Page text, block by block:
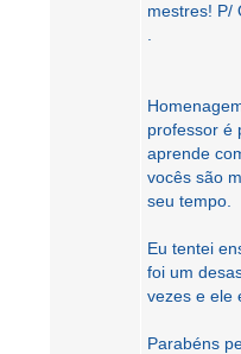
mestres! P/
professor é
aprende
vocês são
seu tempo.
Eu tentei
foi um
vezes e ele
Parabéns